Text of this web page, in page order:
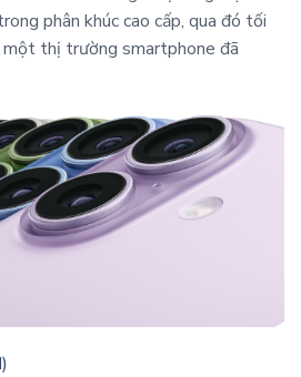
phân khúc cao cấp, qua đó tối
thị trường smartphone đã